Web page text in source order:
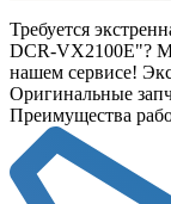
Требуется
DCR-VX2100E"?
нашем сервисе!
Оригинальные
Преимущества